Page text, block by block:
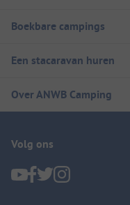
Boekbare campings
Een stacaravan huren
Over ANWB Camping
Volg ons